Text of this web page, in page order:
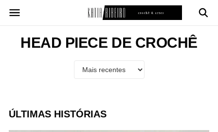
para
conteúdoHEAD PIECE DE CROCHÊ
ÚLTIMAS HISTÓRIAS